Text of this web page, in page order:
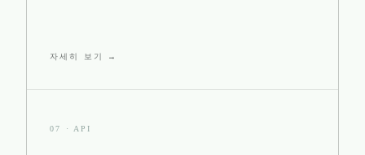
자세히 보기 →
07 · API